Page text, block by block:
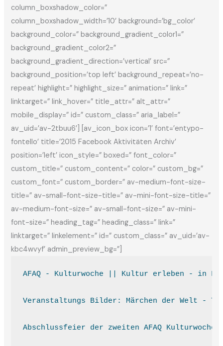
column_boxshadow_color=”
column_boxshadow_width=’10’ background=’bg_color’
background_color=” background_gradient_color1=”
background_gradient_color2=”
background_gradient_direction=’vertical’ src=”
background_position=’top left’ background_repeat=’no-
repeat’ highlight=” highlight_size=” animation=” link=”
linktarget=” link_hover=” title_attr=” alt_attr=”
mobile_display=” id=” custom_class=” aria_label=”
av_uid=’av-2tbuu6′] [av_icon_box icon=’1′ font=’entypo-
fontello’ title=’2015 Facebook Aktivitäten Archiv’
position=’left’ icon_style=” boxed=” font_color=”
custom_title=” custom_content=” color=” custom_bg=”
custom_font=” custom_border=” av-medium-font-size-
title=” av-small-font-size-title=” av-mini-font-size-title=”
av-medium-font-size=” av-small-font-size=” av-mini-
font-size=” heading_tag=” heading_class=” link=”
linktarget=” linkelement=” id=” custom_class=” av_uid=’av-
kbc4wvyf’ admin_preview_bg=”]
AFAQ - Kulturwoche || Kultur erleben - in
Veranstaltungs Bilder: Märchen der Welt -
Abschlussfeier der zweiten AFAQ